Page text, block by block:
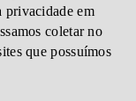
em
coletar no
que possuímos